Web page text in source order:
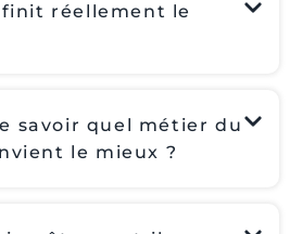
réellement le
savoir quel métier du
le mieux ?